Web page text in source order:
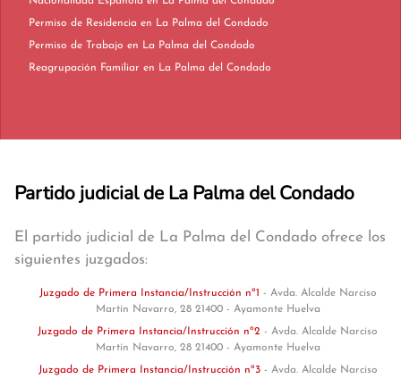
Permiso de Residencia en La Palma del Condado
Permiso de Trabajo en La Palma del Condado
Reagrupación Familiar en La Palma del Condado
Partido judicial de La Palma del Condado
El partido judicial de La Palma del Condado ofrece los
siguientes juzgados:
Juzgado de Primera Instancia/Instrucción nº1 - Avda. Alcalde Narciso
Martín Navarro, 28 21400 - Ayamonte Huelva
Juzgado de Primera Instancia/Instrucción nº2 - Avda. Alcalde Narciso
Martín Navarro, 28 21400 - Ayamonte Huelva
Juzgado de Primera Instancia/Instrucción nº3 - Avda. Alcalde Narciso